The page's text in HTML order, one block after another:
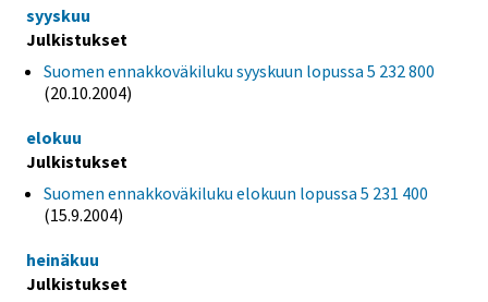
syyskuu
Julkistukset
Suomen ennakkoväkiluku syyskuun lopussa 5 232 800
(20.10.2004)
elokuu
Julkistukset
Suomen ennakkoväkiluku elokuun lopussa 5 231 400
(15.9.2004)
heinäkuu
Julkistukset